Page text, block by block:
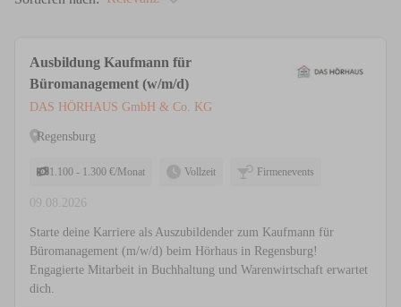
Ausbildung Kaufmann für
Büromanagement (w/m/d)
DAS HÖRHAUS GmbH & Co. KG
Regensburg
1.100 - 1.300 €/Monat Vollzeit Firmenevents
09.08.2026
Starte deine Karriere als Auszubildender zum Kaufmann für
Büromanagement (m/w/d) beim Hörhaus in Regensburg!
Engagierte Mitarbeit in Buchhaltung und Warenwirtschaft erwartet
dich.